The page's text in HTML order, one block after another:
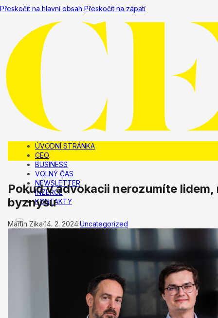
Přeskočit na hlavní obsah Přeskočit na zápatí
ÚVODNÍ STRÁNKA
CEO
BUSINESS
VOLNÝ ČAS
NEWSLETTER
INZERCE
KONTAKTY
ÚVODNÍ STRÁNKA
Pokud v advokacii nerozumíte
byznysu
Martin Zika·14. 2. 2024·Uncategorized